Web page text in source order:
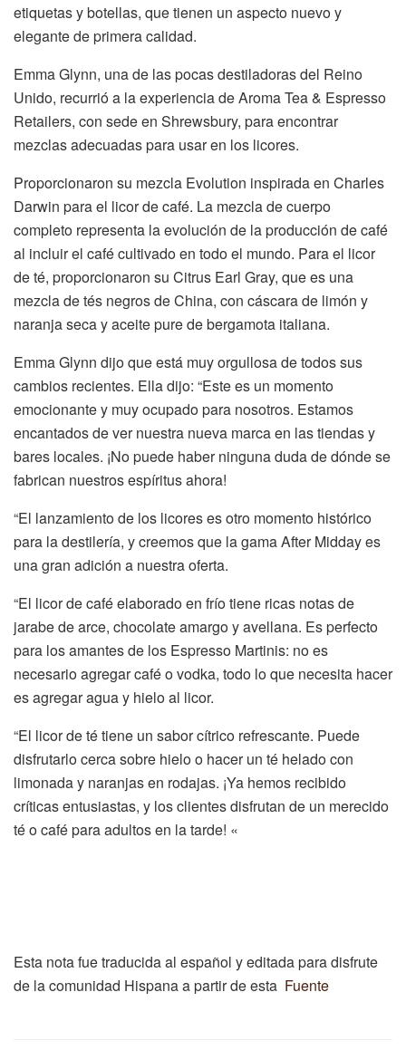
etiquetas y botellas, que tienen un aspecto nuevo y
elegante de primera calidad.
Emma Glynn, una de las pocas destiladoras del Reino
Unido, recurrió a la experiencia de Aroma Tea & Espresso
Retailers, con sede en Shrewsbury, para encontrar
mezclas adecuadas para usar en los licores.
Proporcionaron su mezcla Evolution inspirada en Charles
Darwin para el licor de café. La mezcla de cuerpo
completo representa la evolución de la producción de café
al incluir el café cultivado en todo el mundo. Para el licor
de té, proporcionaron su Citrus Earl Gray, que es una
mezcla de tés negros de China, con cáscara de limón y
naranja seca y aceite pure de bergamota italiana.
Emma Glynn dijo que está muy orgullosa de todos sus
cambios recientes. Ella dijo: “Este es un momento
emocionante y muy ocupado para nosotros. Estamos
encantados de ver nuestra nueva marca en las tiendas y
bares locales. ¡No puede haber ninguna duda de dónde se
fabrican nuestros espíritus ahora!
“El lanzamiento de los licores es otro momento histórico
para la destilería, y creemos que la gama After Midday es
una gran adición a nuestra oferta.
“El licor de café elaborado en frío tiene ricas notas de
jarabe de arce, chocolate amargo y avellana. Es perfecto
para los amantes de los Espresso Martinis: no es
necesario agregar café o vodka, todo lo que necesita hacer
es agregar agua y hielo al licor.
“El licor de té tiene un sabor cítrico refrescante. Puede
disfrutarlo cerca sobre hielo o hacer un té helado con
limonada y naranjas en rodajas. ¡Ya hemos recibido
críticas entusiastas, y los clientes disfrutan de un merecido
té o café para adultos en la tarde! «
Esta nota fue traducida al español y editada para disfrute
de la comunidad Hispana a partir de esta Fuente